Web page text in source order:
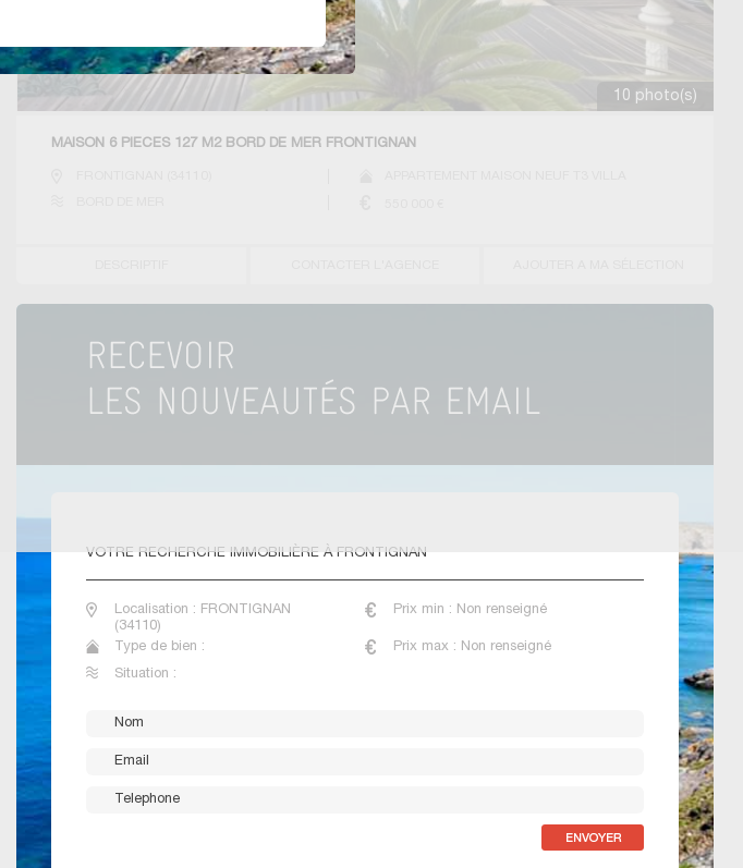
10 photo(s)
MAISON 6 PIECES 127 M2 BORD DE MER FRONTIGNAN
VOTRE RECHERCHE IMMOBILIÈRE À FRONTIGNAN
Localisation : FRONTIGNAN
(34110)
Prix min : Non renseigné
Type de bien : Prix max : Non renseigné
Situation :